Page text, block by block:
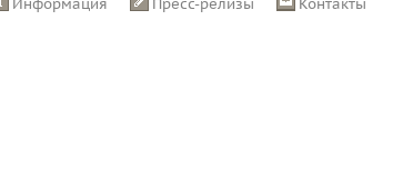
Информация Пресс-релизы Контакты